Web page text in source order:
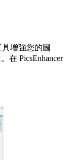
具增強您的圖
在 PicsEnhancer